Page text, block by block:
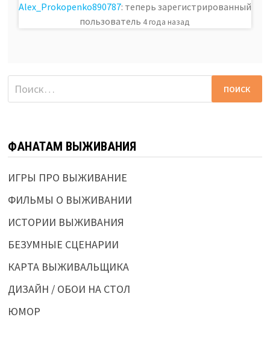
Alex_Prokopenko890787: теперь зарегистрированный
пользователь 4 года назад
Найти:
ФАНАТАМ ВЫЖИВАНИЯ
ИГРЫ ПРО ВЫЖИВАНИЕ
ФИЛЬМЫ О ВЫЖИВАНИИ
ИСТОРИИ ВЫЖИВАНИЯ
БЕЗУМНЫЕ СЦЕНАРИИ
КАРТА ВЫЖИВАЛЬЩИКА
ДИЗАЙН / ОБОИ НА СТОЛ
ЮМОР